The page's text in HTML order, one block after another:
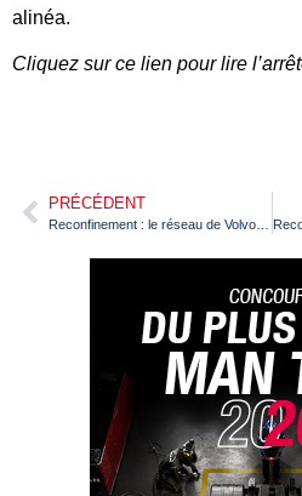
alinéa.
Cliquez sur ce lien pour lire
PRÉCÉDENT